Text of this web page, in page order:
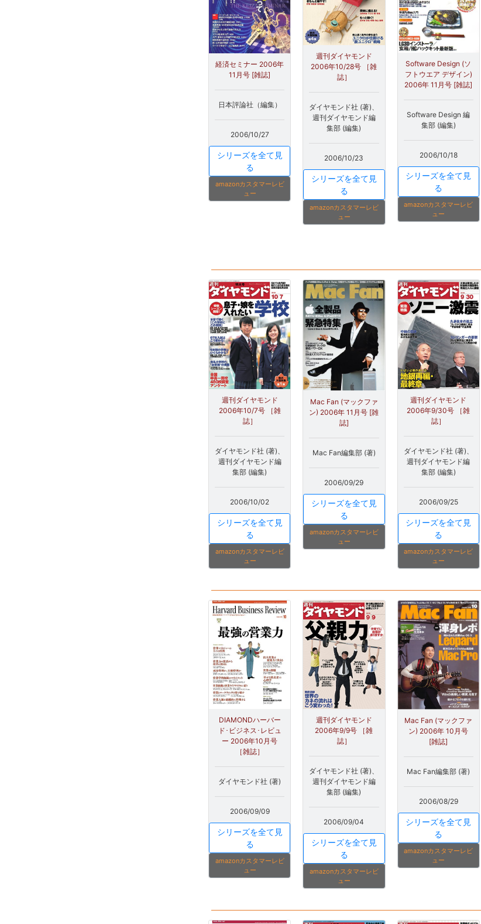
経済セミナー 2006年
11月号 [雑誌]
日本評論社（編集）
2006/10/27
シリーズを全て見
る
amazonカスタマーレビ
ュー
週刊ダイヤモンド
2006年10/28号 ［雑
誌］
ダイヤモンド社 (著)、
週刊ダイヤモンド編
集部 (編集)
2006/10/23
シリーズを全て見
る
amazonカスタマーレビ
ュー
Software Design (ソ
フトウエア デザイン)
2006年 11月号 [雑誌]
Software Design 編
集部 (編集)
2006/10/18
シリーズを全て見
る
amazonカスタマーレビ
ュー
週刊ダイヤモンド
2006年10/7号 ［雑
誌］
ダイヤモンド社 (著)、
週刊ダイヤモンド編
集部 (編集)
2006/10/02
シリーズを全て見
る
amazonカスタマーレビ
ュー
Mac Fan (マックファ
ン) 2006年 11月号 [雑
誌]
Mac Fan編集部 (著)
2006/09/29
シリーズを全て見
る
amazonカスタマーレビ
ュー
週刊ダイヤモンド
2006年9/30号 ［雑
誌］
ダイヤモンド社 (著)、
週刊ダイヤモンド編
集部 (編集)
2006/09/25
シリーズを全て見
る
amazonカスタマーレビ
ュー
DIAMONDハーバー
ド･ビジネス･レビュ
ー 2006年10月号
［雑誌］
ダイヤモンド社 (著)
2006/09/09
シリーズを全て見
る
amazonカスタマーレビ
ュー
週刊ダイヤモンド
2006年9/9号 ［雑
誌］
ダイヤモンド社 (著)、
週刊ダイヤモンド編
集部 (編集)
2006/09/04
シリーズを全て見
る
amazonカスタマーレビ
ュー
Mac Fan (マックファ
ン) 2006年 10月号
[雑誌]
Mac Fan編集部 (著)
2006/08/29
シリーズを全て見
る
amazonカスタマーレビ
ュー